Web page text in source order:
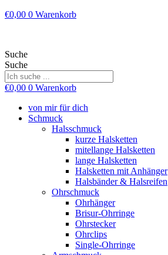
€0,00 0 Warenkorb
Suche
Suche
€0,00 0 Warenkorb
von mir für dich
Schmuck
Halsschmuck
kurze Halsketten
mitellange Halsketten
lange Halsketten
Halsketten mit Anhänger
Halsbänder & Halsreifen
Ohrschmuck
Ohrhänger
Brisur-Ohrringe
Ohrstecker
Ohrclips
Single-Ohrringe